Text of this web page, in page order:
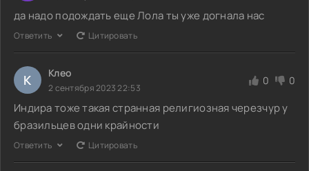
да надо подождать еще Лола ты уже догнала нас
Ответить Цитировать
К Клео
2 сентября 2023 22:53
0 0
Индира тоже такая странная религиозная черезчур у
бразильцев одни крайности
Ответить Цитировать